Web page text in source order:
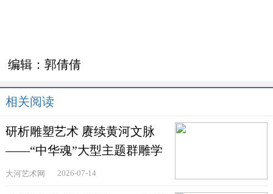
编辑：郭倩倩
相关阅读
研析雕塑艺术 赓续黄河文脉
——“中华魂”大型主题群雕学
术研讨会在郑州举
大河艺术网 2026-07-14